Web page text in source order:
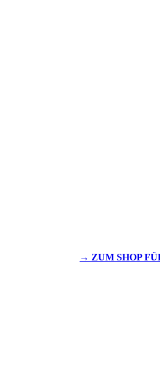
→ ZUM SHOP